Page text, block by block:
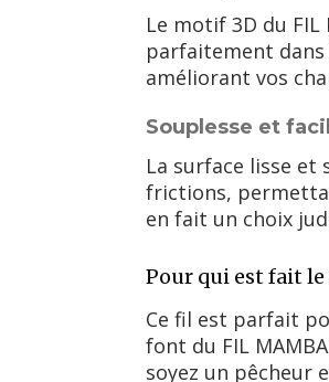
Le motif 3D du
parfaitement
améliorant vos
Souplesse et
La surface lisse et
frictions,
en fait un choix
Pour qui est fait le
Ce fil est parfait
font du FIL
soyez un pêcheur